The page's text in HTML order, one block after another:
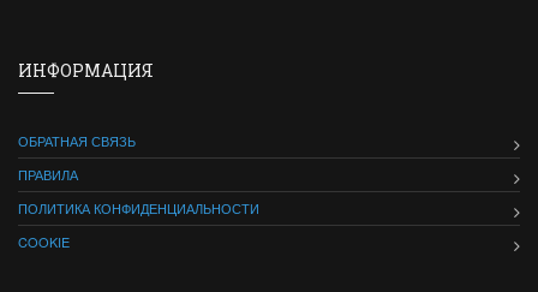
ИНФОРМАЦИЯ
ОБРАТНАЯ СВЯЗЬ
ПРАВИЛА
ПОЛИТИКА КОНФИДЕНЦИАЛЬНОСТИ
COOKIE